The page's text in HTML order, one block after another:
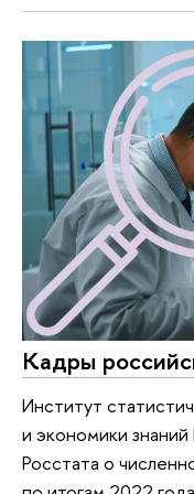
Кадры
Институт
и экономики
Росстата о